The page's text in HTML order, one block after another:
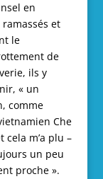
en
et
le
de
ils y
« un
comme
Che
m’a plu –
un peu
proche ».